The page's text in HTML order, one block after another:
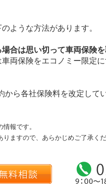
ような方法があります。
合は思い切って車両保険を
両保険をエコノミー限定
から各社保険料を改定して
報です。
ますので、あらかじめご了承くだ